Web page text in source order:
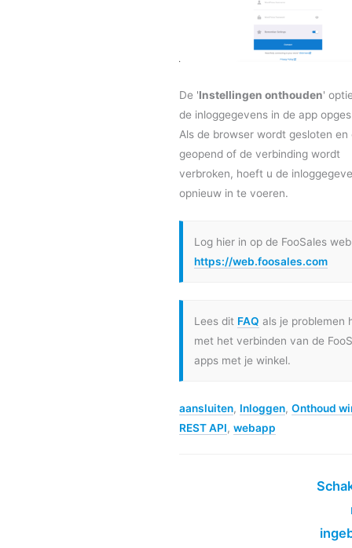
De 'Instellingen onthouden'
de inloggegevens in de app
Als de browser wordt gesloten en
geopend of de verbinding wordt
verbroken, hoeft u de
opnieuw in te voeren.
Log hier in op de FooSales
https://web.foosales.com
Lees dit FAQ als je problemen
met het verbinden van de
apps met je winkel.
aansluiten, Inloggen, Onthoud
REST API, webapp